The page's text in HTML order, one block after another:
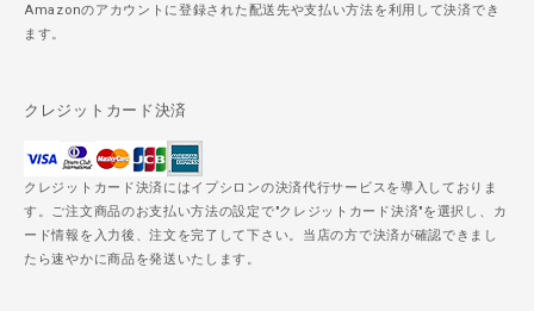
Amazonのアカウントに登録された配送先や支払い方法を利用して決済でき
ます。
クレジットカード決済
クレジットカード決済にはイプシロンの決済代行サービスを導入しておりま
す。ご注文商品のお支払い方法の設定で"クレジットカード決済"を選択し、カ
ード情報を入力後、注文を完了して下さい。当店の方で決済が確認できまし
たら速やかに商品を発送いたします。